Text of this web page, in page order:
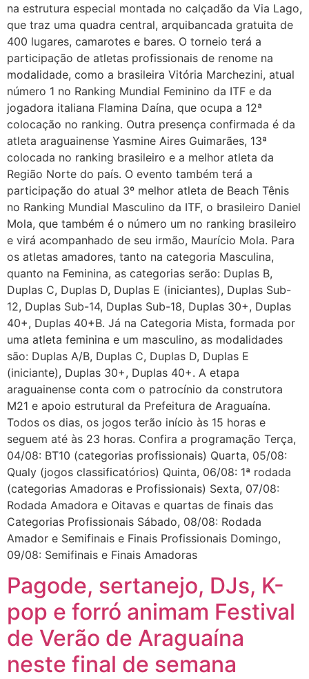
na estrutura especial montada no calçadão da Via Lago,
que traz uma quadra central, arquibancada gratuita de
400 lugares, camarotes e bares. O torneio terá a
participação de atletas profissionais de renome na
modalidade, como a brasileira Vitória Marchezini, atual
número 1 no Ranking Mundial Feminino da ITF e da
jogadora italiana Flamina Daína, que ocupa a 12ª
colocação no ranking. Outra presença confirmada é da
atleta araguainense Yasmine Aires Guimarães, 13ª
colocada no ranking brasileiro e a melhor atleta da
Região Norte do país. O evento também terá a
participação do atual 3º melhor atleta de Beach Tênis
no Ranking Mundial Masculino da ITF, o brasileiro Daniel
Mola, que também é o número um no ranking brasileiro
e virá acompanhado de seu irmão, Maurício Mola. Para
os atletas amadores, tanto na categoria Masculina,
quanto na Feminina, as categorias serão: Duplas B,
Duplas C, Duplas D, Duplas E (iniciantes), Duplas Sub-
12, Duplas Sub-14, Duplas Sub-18, Duplas 30+, Duplas
40+, Duplas 40+B. Já na Categoria Mista, formada por
uma atleta feminina e um masculino, as modalidades
são: Duplas A/B, Duplas C, Duplas D, Duplas E
(iniciante), Duplas 30+, Duplas 40+. A etapa
araguainense conta com o patrocínio da construtora
M21 e apoio estrutural da Prefeitura de Araguaína.
Todos os dias, os jogos terão início às 15 horas e
seguem até às 23 horas. Confira a programação Terça,
04/08: BT10 (categorias profissionais) Quarta, 05/08:
Qualy (jogos classificatórios) Quinta, 06/08: 1ª rodada
(categorias Amadoras e Profissionais) Sexta, 07/08:
Rodada Amadora e Oitavas e quartas de finais das
Categorias Profissionais Sábado, 08/08: Rodada
Amador e Semifinais e Finais Profissionais Domingo,
09/08: Semifinais e Finais Amadoras
Pagode, sertanejo, DJs, K-
pop e forró animam Festival
de Verão de Araguaína
neste final de semana